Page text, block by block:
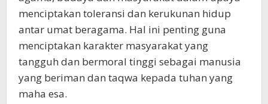
menciptakan toleransi dan kerukunan hidup
antar umat beragama. Hal ini penting guna
menciptakan karakter masyarakat yang
tangguh dan bermoral tinggi sebagai manusia
yang beriman dan taqwa kepada tuhan yang
maha esa.